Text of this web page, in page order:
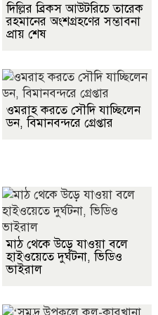
দিল্লির ব্রিকস আউটরিচে তারেক
রহমানের অংশগ্রহণের সম্ভাবনা
প্রায় শেষ
ওমরাহ করতে সৌদি যাচ্ছিলেন
ডন, বিমানবন্দরে গ্রেপ্তার
মাঠ থেকে উড়ে যাওয়া বলে
হাইওয়েতে দুর্ঘটনা, ভিডিও
ভাইরাল